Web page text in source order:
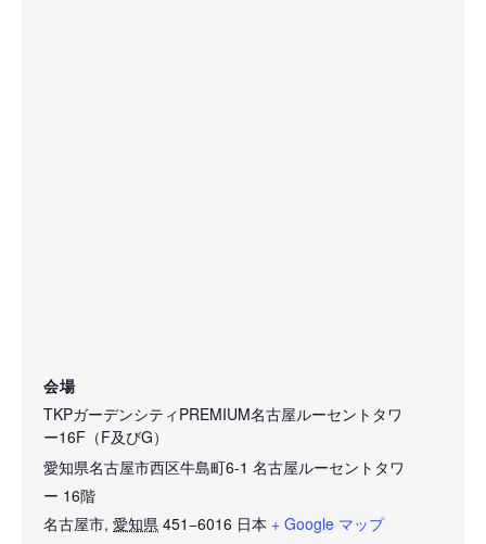
会場
TKPガーデンシティPREMIUM名古屋ルーセントタワ
ー16F（F及びG）
愛知県名古屋市西区牛島町6-1 名古屋ルーセントタワ
ー 16階
名古屋市, 愛知県 451−6016 日本 + Google マップ